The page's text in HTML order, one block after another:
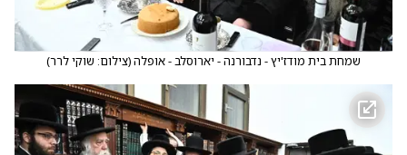
שמחת בית מודז'יץ - נדבורנה - יארוסלב - אופלה(צילום: שוקי לרר)